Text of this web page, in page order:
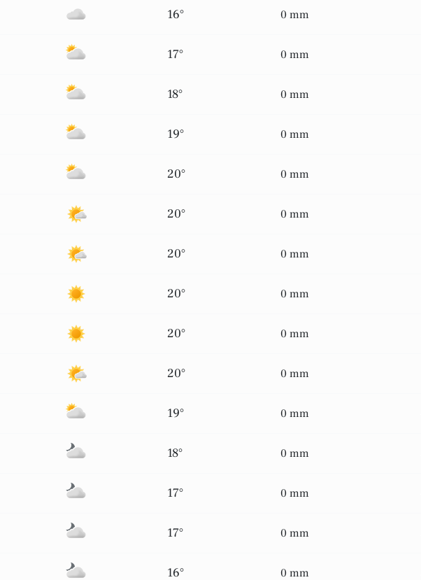
16° 0 mm
17° 0 mm
18° 0 mm
19° 0 mm
20° 0 mm
20° 0 mm
20° 0 mm
20° 0 mm
20° 0 mm
20° 0 mm
19° 0 mm
18° 0 mm
17° 0 mm
17° 0 mm
16° 0 mm